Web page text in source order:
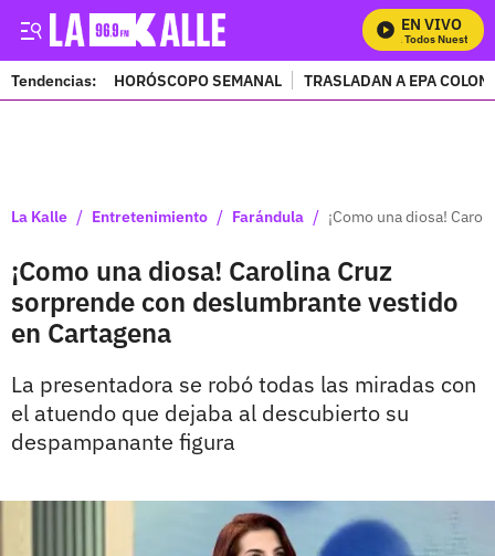
EN VIVO
Mira Todos Nuestros
Tendencias: HORÓSCOPO SEMANAL TRASLADAN A EPA
La Kalle / Entretenimiento / Farándula / ¡Como una diosa!
¡Como una diosa! Carolina Cruz
sorprende con deslumbrante vestido
en Cartagena
La presentadora se robó todas las miradas con
el atuendo que dejaba al descubierto su
despampanante figura